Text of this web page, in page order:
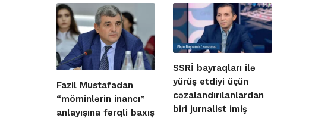
Fazil Mustafadan
“möminlərin inancı”
anlayışına fərqli baxış
SSRİ bayraqları ilə
yürüş etdiyi üçün
cəzalandırılanlardan
biri jurnalist imiş